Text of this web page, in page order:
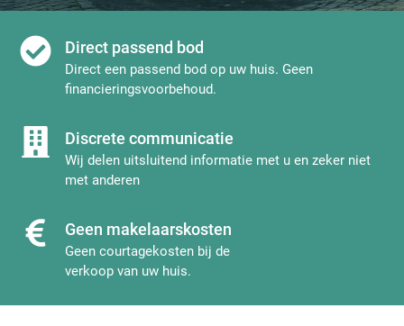
Direct passend bod
Direct een passend bod op uw huis. Geen
financieringsvoorbehoud.
Discrete communicatie
Wij delen uitsluitend informatie met u en zeker niet
met anderen
Geen makelaarskosten
Geen courtagekosten bij de
verkoop van uw huis.